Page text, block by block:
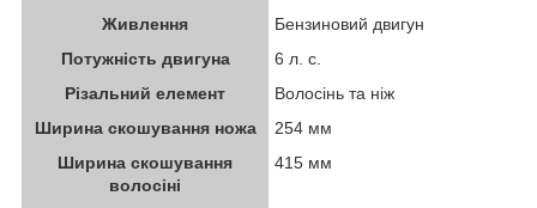
Живлення
Бензиновий двигун
Потужність двигуна
6 л. с.
Різальний елемент
Волосінь та ніж
Ширина скошування ножа
254 мм
Ширина скошування
волосіні
415 мм